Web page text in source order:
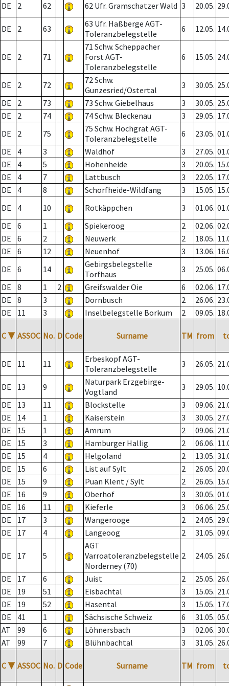
DE
2 62 62 Ufr. Gramschatzer Wald 3 20.05.
DE 2 63
63 Ufr. Haßberge AGT-
Toleranzbelegstelle
6 12.05.
DE 2 71
71 Schw. Scheppacher
Forst AGT-
Toleranzbelegstelle
6 15.05.
DE 2 72
72 Schw.
Gunzesried/Ostertal
3 30.05.
DE
2 73 73 Schw. Giebelhaus 3 30.05.
DE
2 74 74 Schw. Bleckenau 3 29.05.
DE
2 75
75 Schw. Hochgrat AGT-
Toleranzbelegstelle
6 23.05.
DE
4 3 Waldhof 3 27.05.
DE
4 5 Hohenheide 3 20.05.
DE
4 7 Lattbusch 3 22.05.
DE
4 8 Schorfheide-Wildfang 3 15.05.
DE
4 10 Rotkäppchen 3 01.06.
DE
6 1 Spiekeroog 2 02.06.
DE
6 2 Neuwerk 2 18.05.
DE
6 12 Neuenhof 3 13.06.
DE
6 14
Gebirgsbelegstelle
Torfhaus
3 25.05.
DE
8 1 2 Greifswalder Oie 6 02.06.
DE
8 3 Dornbusch 2 26.06.
DE
11 3 Inselbelegstelle Borkum 2 09.05.
C ▼ ASSOC No. D Code Surname TM from
DE 11 11
Erbeskopf AGT-
Toleranzbelegstelle
3 26.05.
DE 13 9
Naturpark Erzgebirge-
Vogtland
3 29.05.
DE
13 11 Blockstelle 3 09.06.
DE
14 1 Kaiserstein 3 30.05.
DE
15 1 Amrum 2 09.06.
DE
15 3 Hamburger Hallig 2 06.06.
DE
15 4 Helgoland 2 13.05.
DE
15 6 List auf Sylt 2 26.05.
DE
15 9 Puan Klent / Sylt 2 26.05.
DE
16 9 Oberhof 3 30.05.
DE
16 11 Kieferle 3 06.06.
DE
17 3 Wangerooge 2 24.05.
DE
17 4 Langeoog 2 31.05.
DE 17 5
AGT
Varroatoleranzbelegstelle
Norderney (70)
2 24.05.
DE 17 6 Juist 2 25.05.
DE
19 51 Eisbachtal 3 15.05.
DE
19 52 Hasental 3 15.05.
DE
41 1 Sächsische Schweiz 6 31.05.
AT
99 6 Löhnersbach 3 02.06.
AT
99 7 Blühnbachtal 3 31.05.
C ▼ ASSOC No. D Code Surname TM from